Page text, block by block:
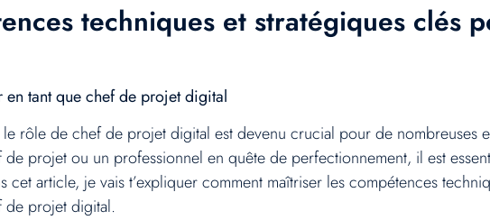
techniques et stratégiques clés
en tant que chef de projet digital
rôle de chef de projet digital est devenu crucial pour de nombreuses
projet ou un professionnel en quête de perfectionnement, il est
article, je vais t’expliquer comment maîtriser les compétences
de projet digital.